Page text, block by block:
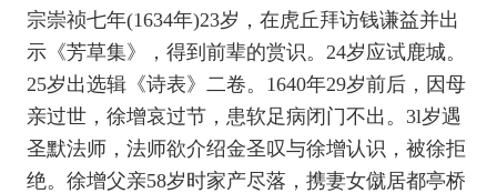
宗崇祯七年(1634年)23岁，在虎丘拜访钱谦益并出
示《芳草集》，得到前辈的赏识。24岁应试鹿城。
25岁出选辑《诗表》二卷。1640年29岁前后，因母
亲过世，徐增哀过节，患软足病闭门不出。3l岁遇
圣默法师，法师欲介绍金圣叹与徐增认识，被徐拒
绝。徐增父亲58岁时家产尽落，携妻女僦居都亭桥